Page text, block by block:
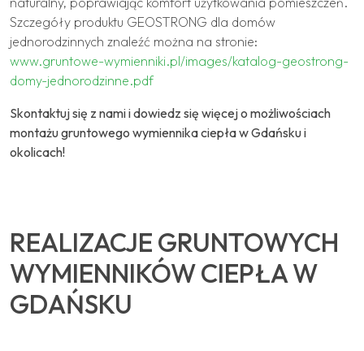
Szczegóły produktu GEOSTRONG dla domów
jednorodzinnych znaleźć można na stronie:
www.gruntowe-wymienniki.pl/images/katalog-geostrong-
domy-jednorodzinne.pdf
Skontaktuj się z nami i dowiedz się więcej o możliwościach
montażu gruntowego wymiennika ciepła w Gdańsku i
okolicach!
REALIZACJE GRUNTOWYCH
WYMIENNIKÓW CIEPŁA W
GDAŃSKU